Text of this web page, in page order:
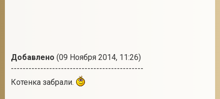
Добавлено (09 Ноября 2014, 11:26)
---------------------------------------------
Котенка забрали.